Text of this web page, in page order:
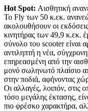
Hot Spot: Αισθητική
Το Fly των 50 κ.εκ.
ακολουθήσουν οι
κινητήρας των 49,9 κ.εκ.
σύνολο του scooter είναι
αντιληπτή η νέα,
επηρεασμένη από την
μονό σωληνωτό πλαίσιο
στην ποδιά, αφήνοντας
Οι αλλαγές, λοιπόν, στις
τόσο μεγάλης έκτασης,
πιο φρέσκο χαρακτήρα,